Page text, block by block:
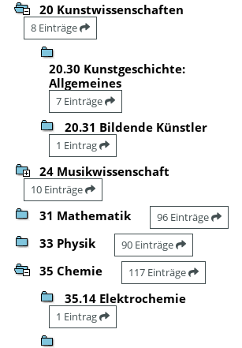
20 Kunstwissenschaften
8 Einträge
20.30 Kunstgeschichte:
Allgemeines
7 Einträge
20.31 Bildende Künstler
1 Eintrag
24 Musikwissenschaft
10 Einträge
31 Mathematik 96 Einträge
33 Physik 90 Einträge
35 Chemie 117 Einträge
35.14 Elektrochemie
1 Eintrag